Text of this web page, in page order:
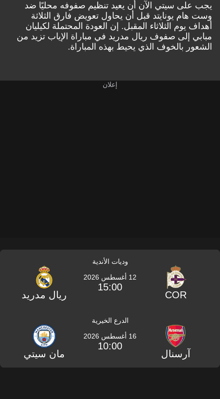
يجب على سيتي الآن أن يعيد تنظيم صفوفه محليًا ضد
وست هام يونايتد قبل أن يحاول تعويض فارق الثلاثة
أهداف يوم الثلاثاء المقبل. إن العودة المحتملة لكيليان
مبابي إلى صفوف ريال مدريد في مباراة الإياب تزيد من
الشعور بالخوف الذي يحيط بهذه المباراة.
وديات الأندية
COR
12 أغسطس 2026
15:00
ريال مدريد
الدرع الخيرية
آرسنال
16 أغسطس 2026
10:00
مان سيتي